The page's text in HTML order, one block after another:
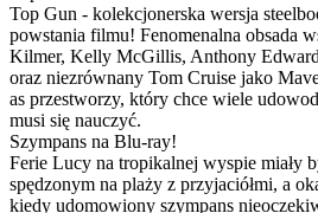
Top Gun - kolekcjonerska wersja
powstania filmu! Fenomenalna obsada
Kilmer, Kelly McGillis, Anthony
oraz niezrównany Tom Cruise jako
as przestworzy, który chce wiele
musi się nauczyć.
Szympans na Blu-ray!
Ferie Lucy na tropikalnej wyspie miały
spędzonym na plaży z przyjaciółmi, a
kiedy udomowiony szympans